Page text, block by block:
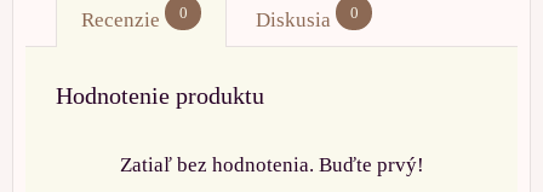
Recenzie 0 Diskusia 0
Hodnotenie produktu
Zatiaľ bez hodnotenia. Buďte prvý!